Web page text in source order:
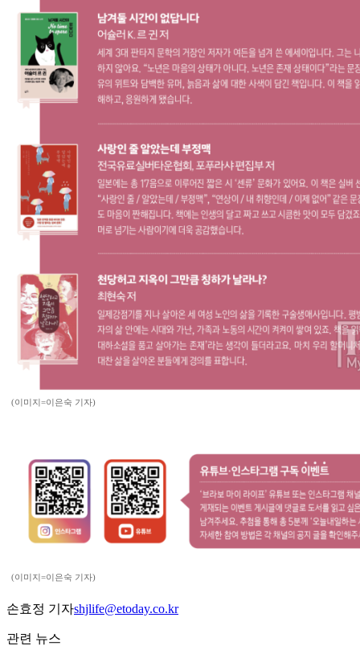
(이미지=이은숙 기자)
(이미지=이은숙 기자)
손효정 기자shjlife@etoday.co.kr
관련 뉴스